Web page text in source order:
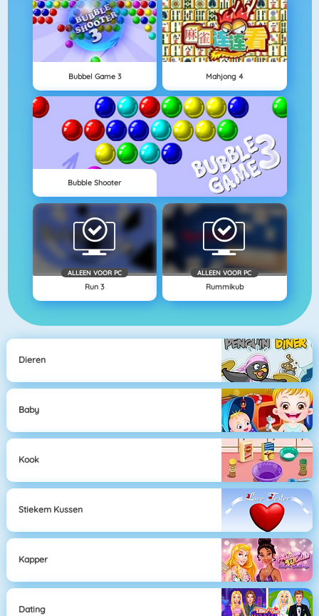
Bubbel Game 3 Mahjong 4
Bubble Shooter
ALLEEN VOOR PC
Run 3
ALLEEN VOOR PC
Rummikub
Dieren
Baby
Kook
Stiekem Kussen
Kapper
Dating